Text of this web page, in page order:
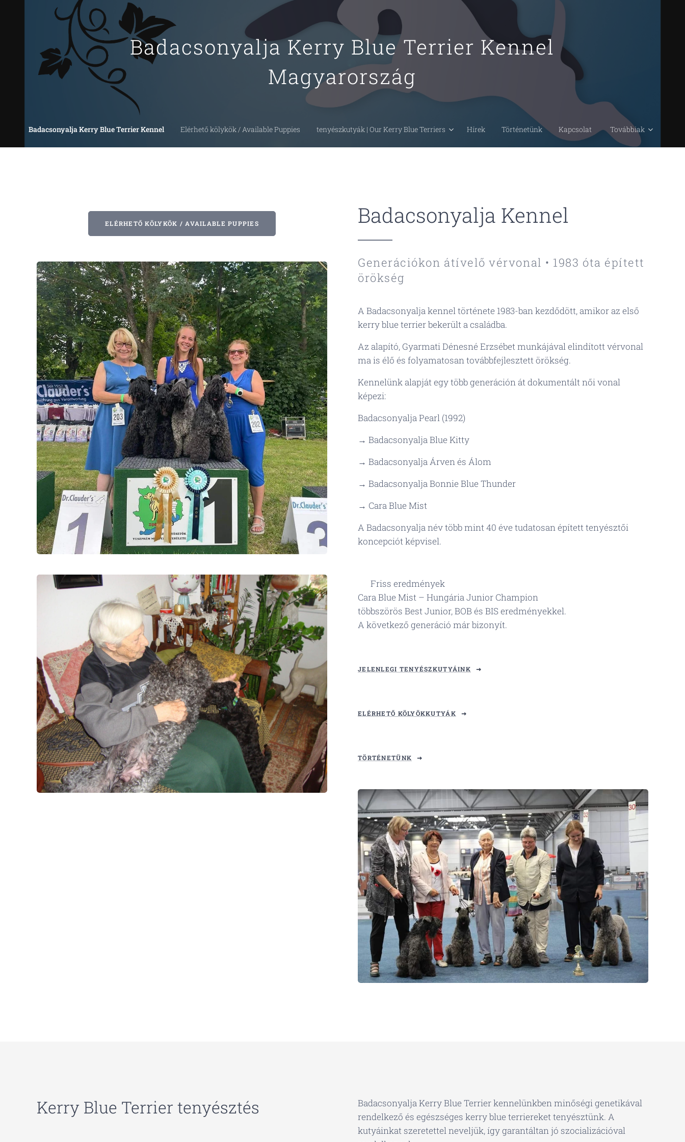
Badacsonyalja Kerry Blue Terrier Kennel
Magyarország
Badacsonyalja Kerry Blue Terrier Kennel Elérhető kölykök / Available Puppies tenyészkutyák | Our Kerry Blue Terriers Hírek Történetünk Kapcsolat Továbbiak
ELÉRHETŐ KÖLYKÖK / AVAILABLE PUPPIES Badacsonyalja Kennel
Generációkon átívelő vérvonal • 1983 óta épített
örökség
A Badacsonyalja kennel története 1983-ban kezdődött, amikor az első
kerry blue terrier bekerült a családba.
Az alapító, Gyarmati Dénesné Erzsébet munkájával elindított vérvonal
ma is élő és folyamatosan továbbfejlesztett örökség.
Kennelünk alapját egy több generáción át dokumentált női vonal
képezi:
Badacsonyalja Pearl (1992)
→ Badacsonyalja Blue Kitty
→ Badacsonyalja Árven és Álom
→ Badacsonyalja Bonnie Blue Thunder
→ Cara Blue Mist
A Badacsonyalja név több mint 40 éve tudatosan épített tenyésztői
koncepciót képvisel.
🏆 Friss eredmények
Cara Blue Mist – Hungária Junior Champion
többszörös Best Junior, BOB és BIS eredményekkel.
A következő generáció már bizonyít.
JELENLEGI TENYÉSZKUTYÁINK
ELÉRHETŐ KÖLYÖKKUTYÁK
TÖRTÉNETÜNK
Kerry Blue Terrier tenyésztés
Badacsonyalja Kerry Blue Terrier kennelünkben minőségi genetikával
rendelkező és egészséges kerry blue terriereket tenyésztünk. A
kutyáinkat szeretettel neveljük, így garantáltan jó szocializációval